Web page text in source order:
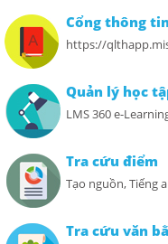
Cổng thông
https://
Quản lý học
LMS 360 e-
Tra cứu điểm
Tạo nguồn, Tiếng
Tra cứu văn